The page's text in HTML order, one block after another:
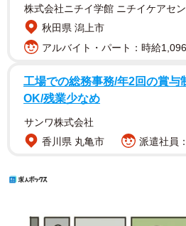
株式会社ニチイ学館 ニチイケアセ
秋田県 潟上市
アルバイト・パート：時給
工場での総務事務/年2回の賞与
OK/残業少なめ
サンワ株式会社
香川県 丸亀市
派遣社員